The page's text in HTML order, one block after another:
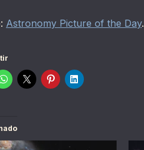
Astronomy Picture of the Day.